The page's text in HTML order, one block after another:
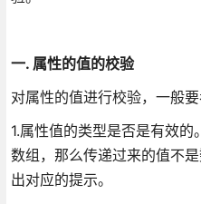
一. 属性的值的校验
对属性的值进行校验，一般要
1.属性值的类型是否是有效
数组，那么传递过来的值不
出对应的提示。